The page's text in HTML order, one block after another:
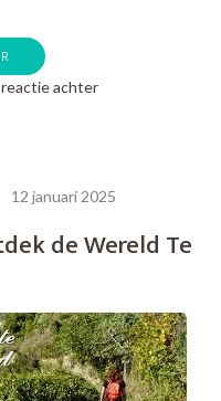
achterop
wandelvakantie
de
12 januari 2025
de Wereld Te